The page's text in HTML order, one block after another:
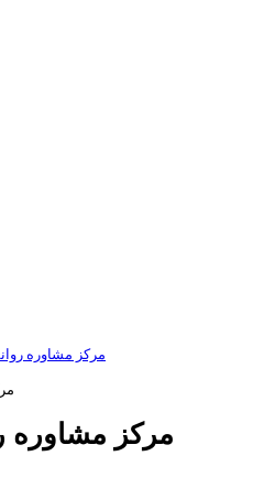
مرکز مشاوره
مرکز مشاوره